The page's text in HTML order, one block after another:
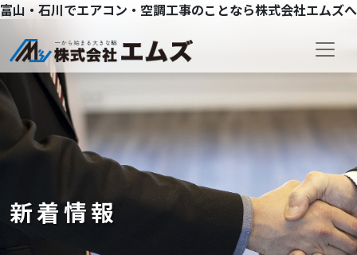
富山・石川でエアコン・空調工事のことなら株式会社エムズへ
コンテンツへスキップ
メインナビゲーション
新着情報